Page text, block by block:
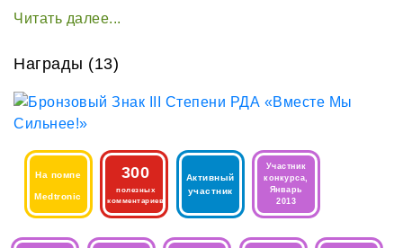
иметь весьма печальные последствия: на
поездку в Лондон. Как мне сказали позже, если бы в
таком состоянии я полетел, то обратно мог бы уже
не вернуться.
узнавать, что с завтрашнего дня твоя жизнь сильно
изменится и тебе придётся делать себе уколы
несколько раз в день для поддержания собственной
жизни. В такие моменты больше, чем когда либо
человек нуждается в поддержке; в поддержке
Награды (13)
На помпе
Medtronic
300
полезных
комментариев
Активный
участник
Участник
конкурса,
Январь
2013